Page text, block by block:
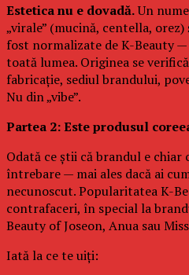
Estetica nu e dovadă.Un
„virale” (mucină, centella,
fost normalizate de K-Beauty
toată lumea. Originea se
fabricație, sediul brandului,
Nu din „vibe”.
Partea 2: Este produsul
Odată ce știi că brandul e chiar
întrebare — mai ales dacă ai
necunoscut. Popularitatea K-
contrafaceri, în special la
Beauty of Joseon, Anua sau
Iată la ce te uiți: